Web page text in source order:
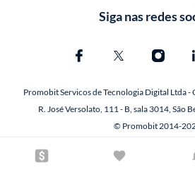
Siga nas redes
Promobit Servicos de Tecnologia Digital Ltda
R. José Versolato, 111 - B, sala 3014, São
© Promobit 2014-